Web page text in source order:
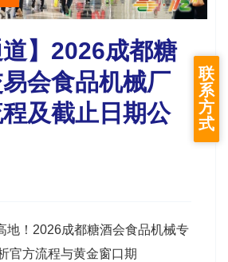
道】2026成都糖
会食品机械厂
及截止日期公
地！2026成都糖酒会食品机械专
官方流程与黄金窗口期
联
系
方
式